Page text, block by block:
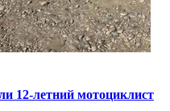
12-летний мотоциклист